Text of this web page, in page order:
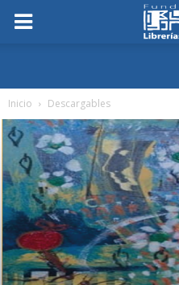
Inicio Descargables